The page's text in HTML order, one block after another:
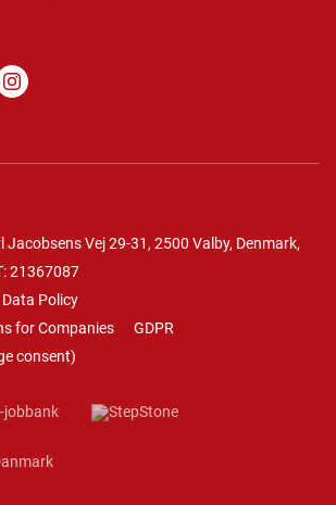
Vej 29-31, 2500 Valby, Denmark,
21367087
Policy
for Companies
GDPR
consent)